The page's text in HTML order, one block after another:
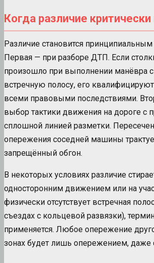
Когда различие
Различие становится принципиальным
Первая — при разборе ДТП. Если
произошло при выполнении манёвра
встречную полосу, его
всеми правовыми последствиями.
выбор тактики движения на дороге с
сплошной линией разметки.
опережения соседней машины
запрещённый обгон.
В некоторых условиях различие
односторонним движением или на
физически отсутствует встречная
съездах с кольцевой развязки),
применяется. Любое опережение
зонах будет лишь опережением, даже